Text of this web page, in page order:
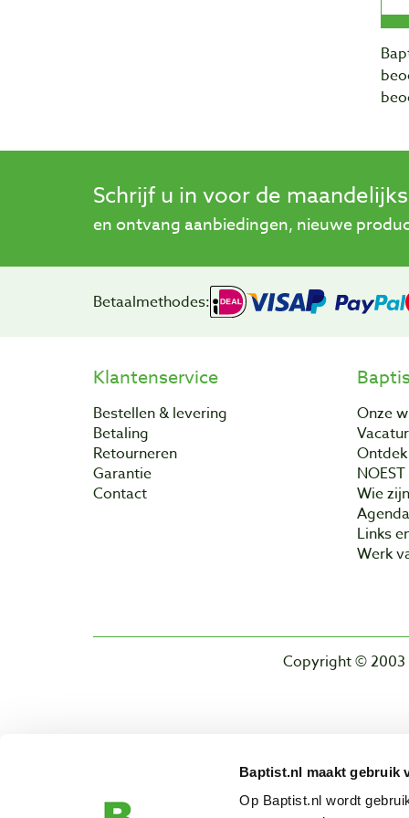
Baptist.nl maakt gebruik
Op Baptist.nl wordt
Schrijf u in voor de
en ontvang aanbiedingen, nieuwe
Betaalmethodes:
Klantenservice
Bestellen & levering
Betaling
Retourneren
Garantie
Contact
Onze
NOEST
Wie
Agenda
Links
Werk
Copyright © 2003